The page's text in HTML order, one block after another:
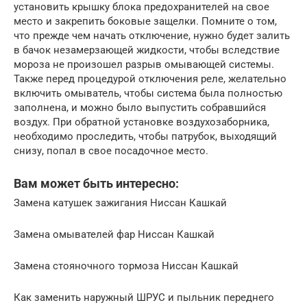
установить крышку блока предохранителей на свое
место и закрепить боковые защелки. Помните о том,
что прежде чем начать отключение, нужно будет залить
в бачок незамерзающей жидкости, чтобы вследствие
мороза не произошел разрыв омывающей системы.
Также перед процедурой отключения реле, желательно
включить омыватель, чтобы система была полностью
заполнена, и можно было выпустить собравшийся
воздух. При обратной установке воздухозаборника,
необходимо проследить, чтобы патрубок, выходящий
снизу, попал в свое посадочное место.
Вам может быть интересно:
Замена катушек зажигания Ниссан Кашкай
Замена омывателей фар Ниссан Кашкай
Замена стояночного тормоза Ниссан Кашкай
Как заменить наружный ШРУС и пыльник переднего